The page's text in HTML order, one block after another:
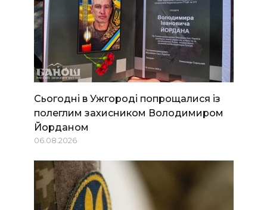
Сьогодні в Ужгороді попрощалися із
полеглим захисником Володимиром
Йорданом
06.08.2026